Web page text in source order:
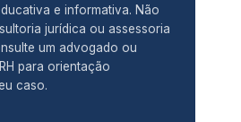
e informativa. Não
jurídica ou assessoria
um advogado ou
para orientação
caso.